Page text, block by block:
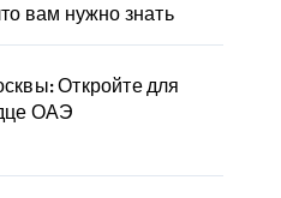
вам нужно знать
Откройте для
ОАЭ